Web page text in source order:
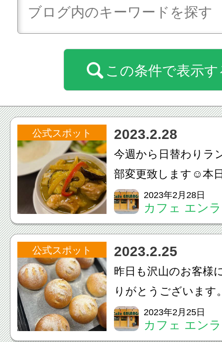
この条件で表示す
公式スポット 2023.2.28
今週から日替わりラ
部変更致します☺️本
ンチは『グリーンチ
す❗️本日のランチは
✨ランチスタート致
しくお願い致します‍
2023年2月28日
カフェ エン
公式スポット 2023.2.25
昨日も沢山のお客様
りがとうございます
＆ディナー共にご予
で宜しくお願い致
2023年2月25日
カフェ エン